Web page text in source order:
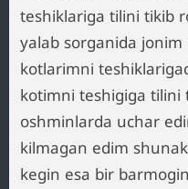
teshiklariga tilini tikib
yalab sorganida
kotlarimni
kotimni teshigiga tilini
oshminlarda uchar
kilmagan edim
kegin esa bir